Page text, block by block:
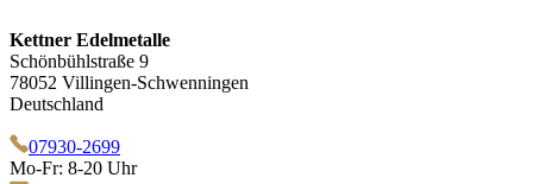
Kettner Edelmetalle
Schönbühlstraße 9
78052 Villingen-Schwenningen
Deutschland
07930-2699
Mo-Fr: 8-20 Uhr